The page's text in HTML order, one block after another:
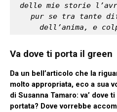
delle mie storie
pur se tra tante
dell’anima, e
Va dove ti porta il green
Da un bell’articolo che la
molto appropriata, eco a sua
di Susanna Tamaro: va’ dove
portata? Dove vorrebbe